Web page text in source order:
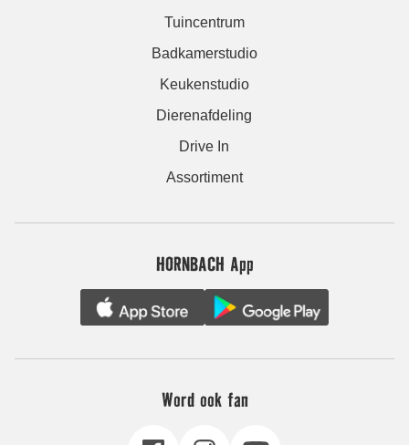
Tuincentrum
Badkamerstudio
Keukenstudio
Dierenafdeling
Drive In
Assortiment
HORNBACH App
Word ook fan